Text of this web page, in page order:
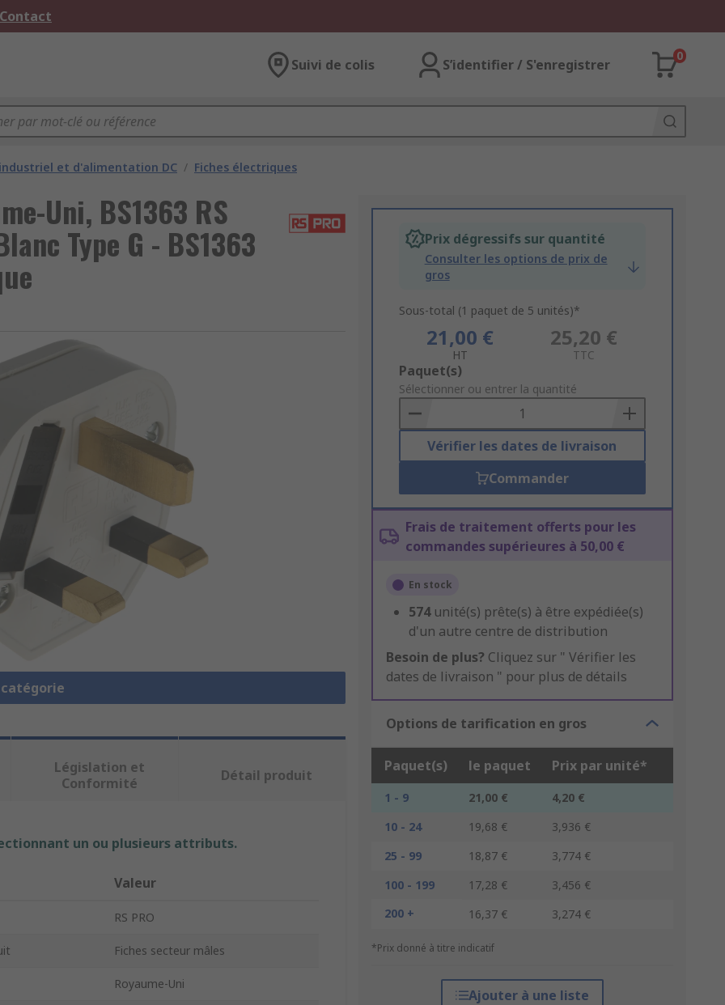
Suivi de colis S’identifier / S'enregistrer
0
et d'alimentation DC / Fiches électriques
Uni, BS1363 RS
Type G - BS1363 Prix dégressifs sur quantité
Consulter les options de prix de
gros
Sous-total (1 paquet de 5 unités)*
21,00 €
HT
25,20 €
TTC
Add
to
Basket
Paquet(s)
Sélectionner ou entrer la quantité
Vérifier les dates de livraison
Commander
Frais de traitement offerts pour les
commandes supérieures à 50,00 €
En stock
574 unité(s) prête(s) à être expédiée(s)
d'un autre centre de distribution
Besoin de plus? Cliquez sur " Vérifier les
dates de livraison " pour plus de détails
Options de tarification en gros
Paquet(s) le paquet Prix par unité*
1 - 9 21,00 €
4,20 €
10 - 24
19,68 €
3,936 €
25 - 99
18,87 €
3,774 €
100 - 199
17,28 €
3,456 €
200 +
16,37 € 3,274 €
*Prix donné à titre indicatif
Ajouter à une liste
Législation et
Conformité
Détail produit
un ou plusieurs attributs.
Valeur
RS PRO
Fiches secteur mâles
Royaume-Uni